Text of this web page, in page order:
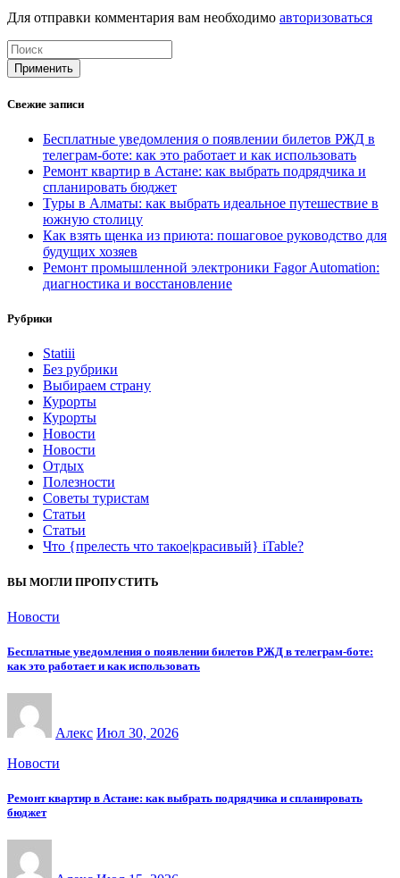
Для отправки комментария вам необходимо авторизоваться
Применить
Свежие записи
Бесплатные уведомления о появлении билетов РЖД в
телеграм-боте: как это работает и как использовать
Ремонт квартир в Астане: как выбрать подрядчика и
спланировать бюджет
Туры в Алматы: как выбрать идеальное путешествие в
южную столицу
Как взять щенка из приюта: пошаговое руководство для
будущих хозяев
Ремонт промышленной электроники Fagor Automation:
диагностика и восстановление
Рубрики
Statiii
Без рубрики
Выбираем страну
Курорты
Курорты
Новости
Новости
Отдых
Полезности
Советы туристам
Статьи
Статьи
Что {прелесть что такое|красивый} iTable?
ВЫ МОГЛИ ПРОПУСТИТЬ
Новости
Бесплатные уведомления о появлении билетов РЖД в телеграм-боте:
как это работает и как использовать
Алекс Июл 30, 2026
Новости
Ремонт квартир в Астане: как выбрать подрядчика и спланировать
бюджет